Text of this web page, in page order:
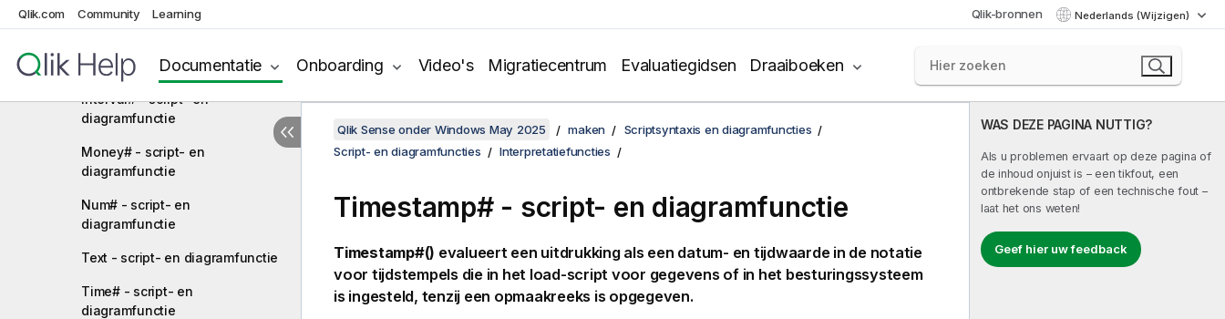
Qlik.com Community Learning Qlik-bronnen Nederlands (Wijzigen)
Documentatie Onboarding Video's Migratiecentrum Evaluatiegidsen Draaiboeken
Interpretatiefuncties
diagramfunctie
Interval# - script- en
diagramfunctie
Money# - script- en
diagramfunctie
Num# - script- en
diagramfunctie
Text - script- en diagramfunctie
Time# - script- en
diagramfunctie
WAS DEZE PAGINA NUTTIG?
Als u problemen ervaart op deze pagina of
de inhoud onjuist is – een tikfout, een
ontbrekende stap of een technische fout –
laat het ons weten!
Geef hier uw feedback
Qlik Sense onder Windows May 2025 maken
Scriptsyntaxis en diagramfuncties
Script- en diagramfuncties
Interpretatiefuncties
Timestamp# - script- en diagramfunctie
Timestamp#() evalueert een uitdrukking als een datum- en tijdwaarde in de notatie
voor tijdstempels die in het load-script voor gegevens of in het besturingssysteem
is ingesteld, tenzij een opmaakreeks is opgegeven.